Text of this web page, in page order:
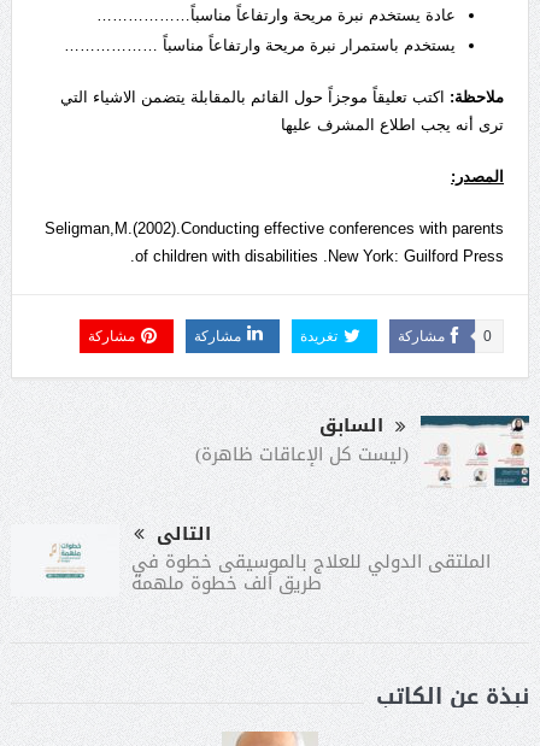
عادة يستخدم نبرة مريحة وارتفاعاً مناسباً………………
يستخدم باستمرار نبرة مريحة وارتفاعاً مناسباً ………………
ملاحظة: اكتب تعليقاً موجزاً حول القائم بالمقابلة يتضمن الاشياء التي
ترى أنه يجب اطلاع المشرف عليها
المصدر:
Seligman,M.(2002).Conducting effective conferences with parents
of children with disabilities .New York: Guilford Press.
مشاركة 0 تغريدة مشاركة مشاركة
السابق
(ليست كل الإعاقات ظاهرة)
التالى
الملتقى الدولي للعلاج بالموسيقى خطوة في
طريق ألف خطوة ملهمة
نبذة عن الكاتب